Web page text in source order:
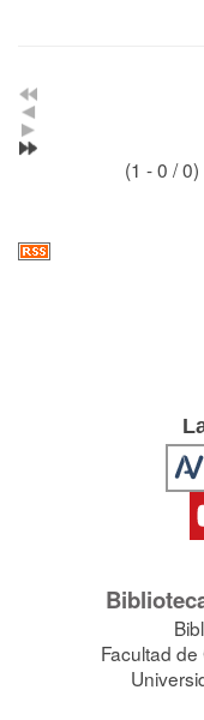
(1 - 0 / 0)
Facultad